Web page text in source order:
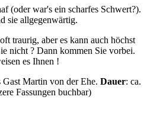
(oder war's ein scharfes Schwert?).
sie allgegenwärtig.
traurig, aber es kann auch höchst
nicht ? Dann kommen Sie vorbei.
es Ihnen !
Martin von der Ehe. Dauer: ca.
Fassungen buchbar)